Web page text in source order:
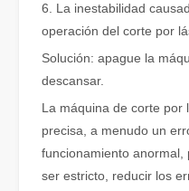
En el campo del
6. La inestabilidad
operación del corte por
Solución: apague la
descansar.
La máquina de corte por
precisa, a menudo un
funcionamiento anormal,
ser estricto, reducir los